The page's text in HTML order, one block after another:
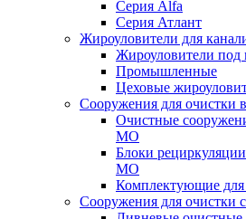
Серия Alfa
Серия Атлант
Жироуловители для
Жироуловители под
Промышленные
Цеховые
Сооружения для очистки
Очистные
МО
Блоки
МО
Комплектующие
Сооружения для очистки